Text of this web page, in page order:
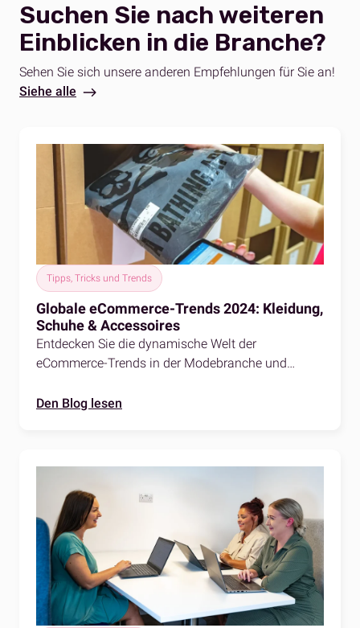
Suchen Sie nach weiteren
Einblicken in die Branche?
Sehen Sie sich unsere anderen Empfehlungen für Sie an!
Siehe alle
Tipps, Tricks und Trends
Globale eCommerce-Trends 2024: Kleidung,
Schuhe & Accessoires
Entdecken Sie die dynamische Welt der
eCommerce-Trends in der Modebranche und
Käuferverhalten, Nachhaltigkeitsinitiativen und die
Den Blog lesen